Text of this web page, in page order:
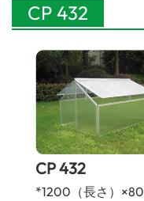
CP 432
CP 432
*1200（長さ）